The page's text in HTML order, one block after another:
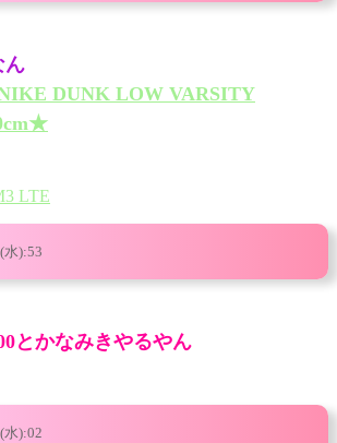
ん
DUNK LOW VARSITY
LTE
水):53
とかなみきやるやん
水):02